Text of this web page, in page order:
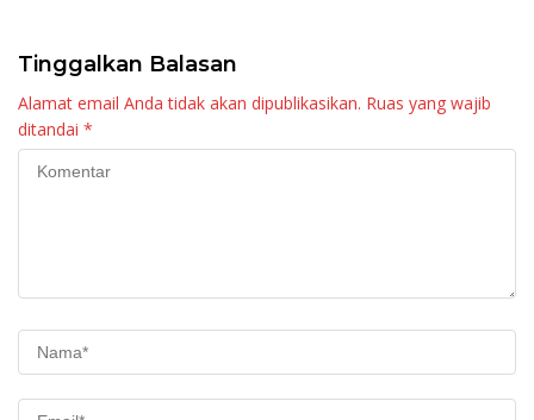
Tinggalkan Balasan
Alamat email Anda tidak akan dipublikasikan. Ruas yang wajib
ditandai *